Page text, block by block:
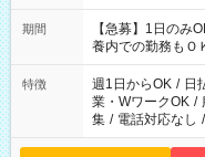
22：00 ・22：00
期間
【急募】1日の
養内での勤務もＯ
特徴 週1日からOK / 日
業・WワークOK /
集 / 電話対応なし /